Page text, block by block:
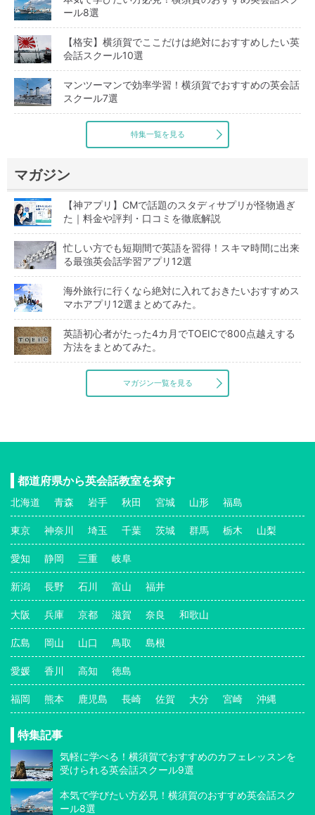
ール8選
【格安】横須賀でここだけは絶対におすすめしたい英
会話スクール10選
マンツーマンで効率学習！横須賀でおすすめの英会話
スクール7選
特集一覧を見る
マガジン
【神アプリ】CMで話題のスタディサプリが怪物過ぎ
た｜料金や評判・口コミを徹底解説
忙しい方でも短期間で英語を習得！スキマ時間に出来
る最強英会話学習アプリ12選
海外旅行に行くなら絶対に入れておきたいおすすめス
マホアプリ12選まとめてみた。
英語初心者がたった4カ月でTOEICで800点越えする
方法をまとめてみた。
マガジン一覧を見る
都道府県から英会話教室を探す
北海道 青森 岩手 秋田 宮城 山形 福島
東京 神奈川 埼玉 千葉 茨城 群馬 栃木 山梨
愛知 静岡 三重 岐阜
新潟 長野 石川 富山 福井
大阪 兵庫 京都 滋賀 奈良 和歌山
広島 岡山 山口 鳥取 島根
愛媛 香川 高知 徳島
福岡 熊本 鹿児島 長崎 佐賀 大分 宮崎 沖縄
特集記事
気軽に学べる！横須賀でおすすめのカフェレッスンを
受けられる英会話スクール9選
本気で学びたい方必見！横須賀のおすすめ英会話スク
ール8選